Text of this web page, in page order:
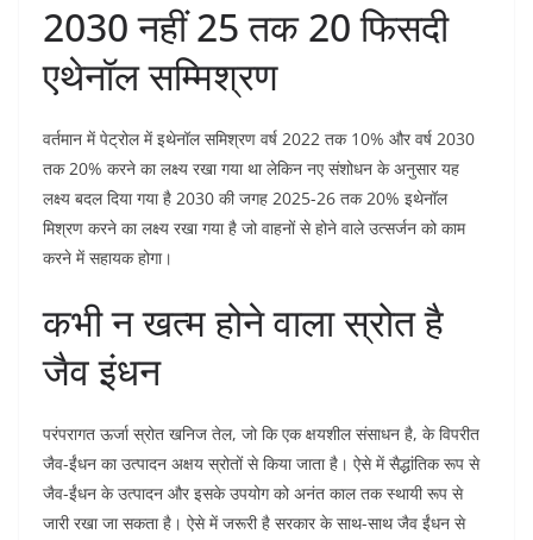
2030 नहीं 25 तक 20 फिसदी
एथेनॉल सम्मिश्रण
वर्तमान में पेट्रोल में इथेनॉल समिश्रण वर्ष 2022 तक 10% और वर्ष 2030
तक 20% करने का लक्ष्य रखा गया था लेकिन नए संशोधन के अनुसार यह
लक्ष्य बदल दिया गया है 2030 की जगह 2025-26 तक 20% इथेनॉल
मिश्रण करने का लक्ष्य रखा गया है जो वाहनों से होने वाले उत्सर्जन को काम
करने में सहायक होगा।
कभी न खत्म होने वाला स्रोत है
जैव इंधन
परंपरागत ऊर्जा स्रोत खनिज तेल, जो कि एक क्षयशील संसाधन है, के विपरीत
जैव-ईंधन का उत्पादन अक्षय स्रोतों से किया जाता है। ऐसे में सैद्धांतिक रूप से
जैव-ईंधन के उत्पादन और इसके उपयोग को अनंत काल तक स्थायी रूप से
जारी रखा जा सकता है। ऐसे में जरूरी है सरकार के साथ-साथ जैव ईंधन से